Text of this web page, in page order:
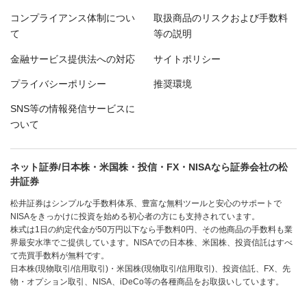
コンプライアンス体制につい
て
取扱商品のリスクおよび手数料
等の説明
金融サービス提供法への対応 サイトポリシー
プライバシーポリシー 推奨環境
SNS等の情報発信サービスに
ついて
ネット証券/日本株・米国株・投信・FX・NISAなら証券会社の松
井証券
松井証券はシンプルな手数料体系、豊富な無料ツールと安心のサポートで
NISAをきっかけに投資を始める初心者の方にも支持されています。
株式は1日の約定代金が50万円以下なら手数料0円、その他商品の手数料も業
界最安水準でご提供しています。NISAでの日本株、米国株、投資信託はすべ
て売買手数料が無料です。
日本株(現物取引/信用取引)・米国株(現物取引/信用取引)、投資信託、FX、先
物・オプション取引、NISA、iDeCo等の各種商品をお取扱いしています。